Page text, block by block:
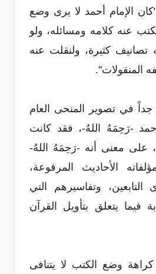
الإمام أحمد لا يرى وضع
عنه كلامه ومسائله، ولو
كثيرة، ولنقلت عنه
المنقولات".
في تصوير المنحى العام
-رَحِمَهُ اللهُ-، فقد كانت
على معنى أنه -رَحِمَهُ اللهُ-
الأحاديث المرفوعة،
التابعين، وتفاسيرهم التي
فيما يتعلق بتأويل القرآن
وضع الكتب لا يتنافى